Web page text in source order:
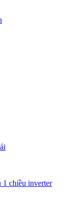
1 chiều inverter